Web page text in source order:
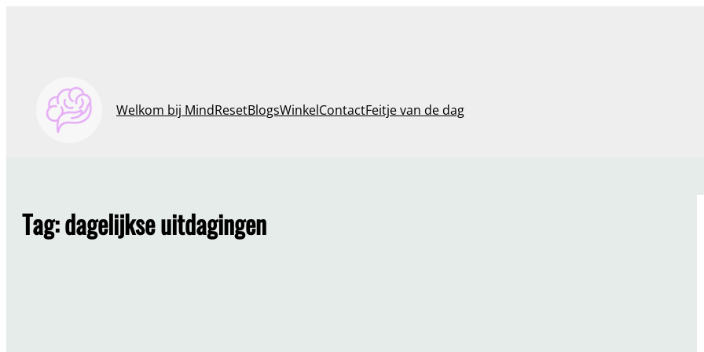
Welkom bij MindResetBlogsWinkelContactFeitje van de dag
Tag:dagelijkse uitdagingen